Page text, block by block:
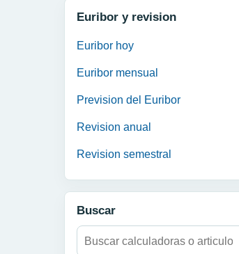
Euribor y revision
Euribor hoy
Euribor mensual
Prevision del Euribor
Revision anual
Revision semestral
Buscar
Buscar: